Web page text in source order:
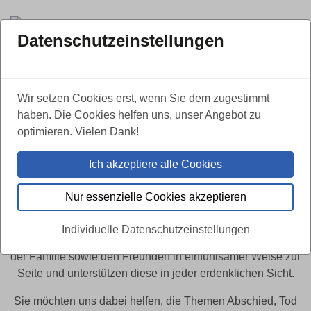
BUNDESWEIT,03. APRIL 2024
Bestattungsfachkraft (m/w/d) in Voll- oder
Der Tod ist nicht das Ende von Individualität und
Persönlichkeit.
In der wertvollen Zeit des Abschiednehmens stehen wir als
der Familie sowie den Freunden in einfühlsamer Weise zur
Seite und unterstützen diese in jeder erdenklichen Sicht.
Sie möchten uns dabei helfen, die Themen Abschied, Tod
Datenschutzeinstellungen
Wir setzen Cookies erst, wenn Sie dem zugestimmt
haben. Die Cookies helfen uns, unser Angebot zu
optimieren. Vielen Dank!
Ich akzeptiere alle Cookies
Nur essenzielle Cookies akzeptieren
Individuelle Datenschutzeinstellungen